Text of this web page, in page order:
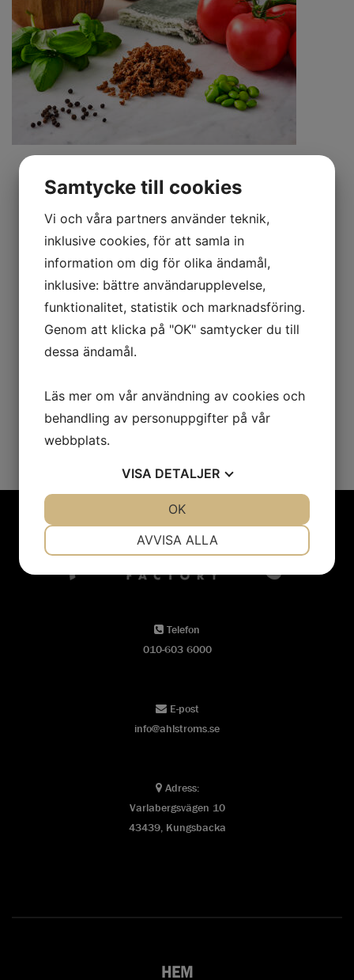
Vegansk Sojafärs 1
kg
Produktbeskrivning:
En vegansk basfärs som är redo att servera!
Färdigkokt färs med bra konsistens, utseende och
smak för alla rätter där färs ingår, fast i vegansk
tappning!
PRODUKTINFORMATION
Telefon
010-603 6000
E-post
info@ahlstroms.se
Adress:
Varlabergsvägen 10
43439, Kungsbacka
HEM
Samtycke till cookies
Vi och våra partners använder teknik,
inklusive cookies, för att samla in
information om dig för olika ändamål,
inklusive: bättre användarupplevelse,
funktionalitet, statistik och marknadsföring.
Genom att klicka på "OK" samtycker du till
dessa ändamål.
Läs mer om vår användning av cookies och
behandling av personuppgifter på vår
webbplats.
VISA DETALJER
AVVISA ALLA
OK